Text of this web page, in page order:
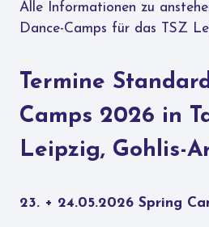
Alle Informationen zu
Dance-Camps für das TSZ
Termine
Camps 2026 in
Leipzig, Gohlis-
23. + 24.05.2026 Spring